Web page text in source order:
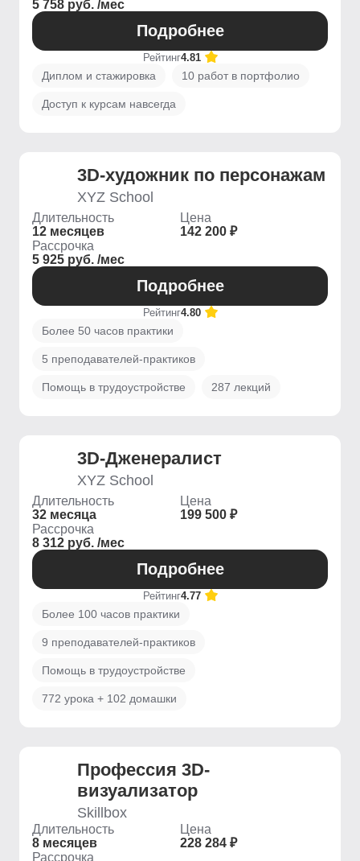
5 758 руб. /мес
Подробнее
Рейтинг4.81
Диплом и стажировка 10 работ в портфолио
Доступ к курсам навсегда
3D-художник по персонажам
XYZ School
Длительность
12 месяцев
Цена
142 200 ₽
Рассрочка
5 925 руб. /мес
Подробнее
Рейтинг4.80
Более 50 часов практики
5 преподавателей-практиков
Помощь в трудоустройстве 287 лекций
3D-Дженералист
XYZ School
Длительность
32 месяца
Цена
199 500 ₽
Рассрочка
8 312 руб. /мес
Подробнее
Рейтинг4.77
Более 100 часов практики
9 преподавателей-практиков
Помощь в трудоустройстве
772 урока + 102 домашки
Профессия 3D-
визуализатор
Skillbox
Длительность
8 месяцев
Цена
228 284 ₽
Рассрочка